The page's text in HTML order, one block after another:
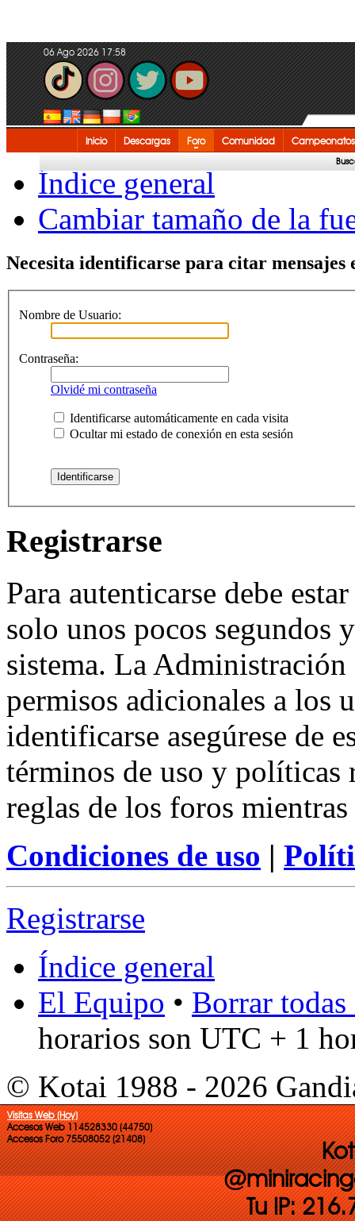
06 Ago 2026 17:58
Inicio Descargas Foro Comunidad Campeonatos
Índice general
Cambiar tamaño de la
Necesita identificarse para citar mensajes
Nombre de Usuario:
Contraseña:
Olvidé mi contraseña
Identificarse automáticamente en cada visita
Ocultar mi estado de conexión en esta sesión
Registrarse
Para autenticarse debe
solo unos pocos segundos
sistema. La
permisos adicionales a los
identificarse asegúrese de
términos de uso y políticas
reglas de los foros
Condiciones de uso |
Registrarse
Índice general
El Equipo • Borrar
horarios son UTC + 1
© Kotai 1988 - 2026
Visitas Web (Hoy)
Accesos Web 114528330 (44750)
Accesos Foro 75508052 (21408)
Tu IP: